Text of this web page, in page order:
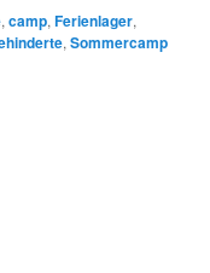
,camp,Ferienlager,
,Sommercamp